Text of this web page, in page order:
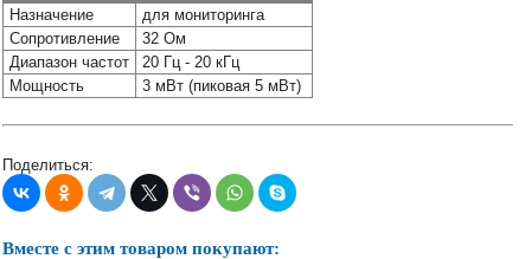
Назначение
для мониторинга
Сопротивление
32 Ом
Диапазон частот
20 Гц - 20 кГц
Мощность
3 мВт (пиковая 5 мВт)
Поделиться:
Вместе с этим товаром покупают: